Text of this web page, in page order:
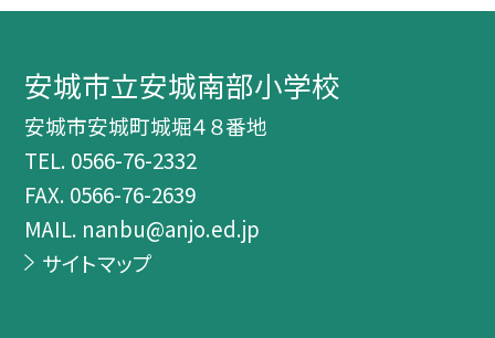
安城市立安城南部小学校
安城市安城町城堀４８番地
TEL. 0566-76-2332
FAX. 0566-76-2639
MAIL. nanbu@anjo.ed.jp
サイトマップ